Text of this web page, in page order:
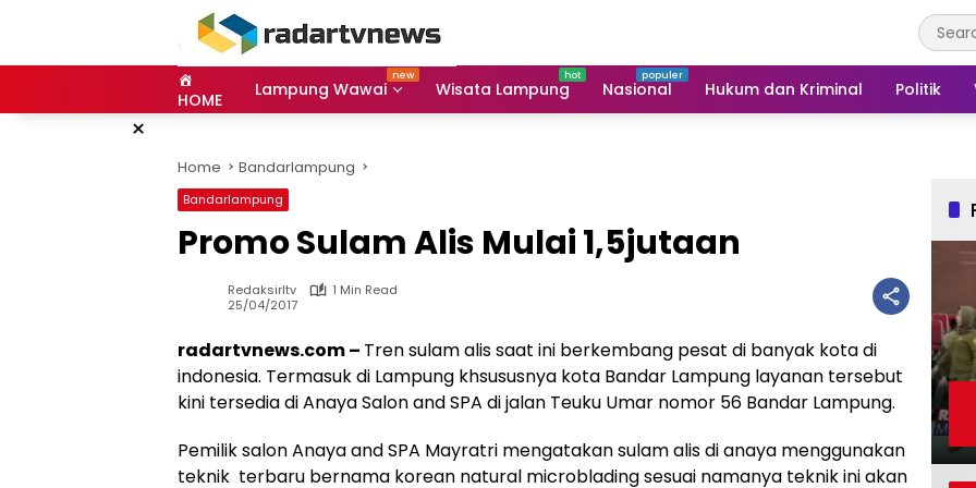
HOME Lampung Wawai Wisata Lampung Nasional Hukum dan Kriminal Politik
×
Home Bandarlampung
Bandarlampung
Promo Sulam Alis Mulai 1,5jutaan
Redaksirltv
1 Min Read
25/04/2017
radartvnews.com – Tren sulam alis saat ini berkembang pesat di banyak kota di
indonesia. Termasuk di Lampung khsususnya kota Bandar Lampung layanan tersebut
kini tersedia di Anaya Salon and SPA di jalan Teuku Umar nomor 56 Bandar Lampung.
Pemilik salon Anaya and SPA Mayratri mengatakan sulam alis di anaya menggunakan
teknik terbaru bernama korean natural microblading sesuai namanya teknik ini akan